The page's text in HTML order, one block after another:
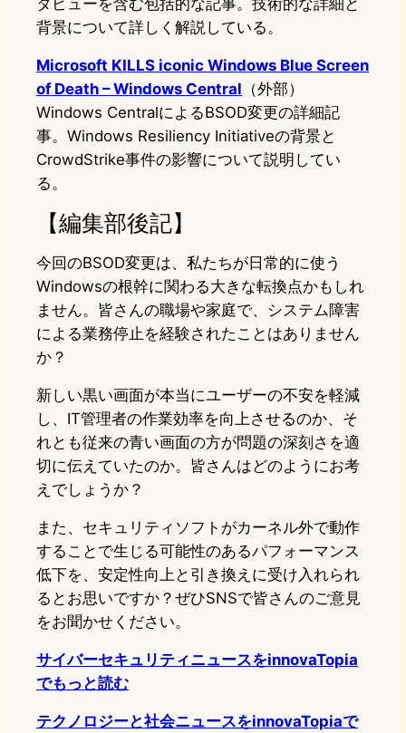
タビューを含む包括的な記事。技術的な詳細と
背景について詳しく解説している。
Microsoft KILLS iconic Windows Blue Screen
of Death – Windows Central （外部）
Windows CentralによるBSOD変更の詳細記
事。Windows Resiliency Initiativeの背景と
CrowdStrike事件の影響について説明してい
る。
【編集部後記】
今回のBSOD変更は、私たちが日常的に使う
Windowsの根幹に関わる大きな転換点かもしれ
ません。皆さんの職場や家庭で、システム障害
による業務停止を経験されたことはありません
か？
新しい黒い画面が本当にユーザーの不安を軽減
し、IT管理者の作業効率を向上させるのか、そ
れとも従来の青い画面の方が問題の深刻さを適
切に伝えていたのか。皆さんはどのようにお考
えでしょうか？
また、セキュリティソフトがカーネル外で動作
することで生じる可能性のあるパフォーマンス
低下を、安定性向上と引き換えに受け入れられ
るとお思いですか？ぜひSNSで皆さんのご意見
をお聞かせください。
サイバーセキュリティニュースをinnovaTopia
でもっと読む
テクノロジーと社会ニュースをinnovaTopiaで